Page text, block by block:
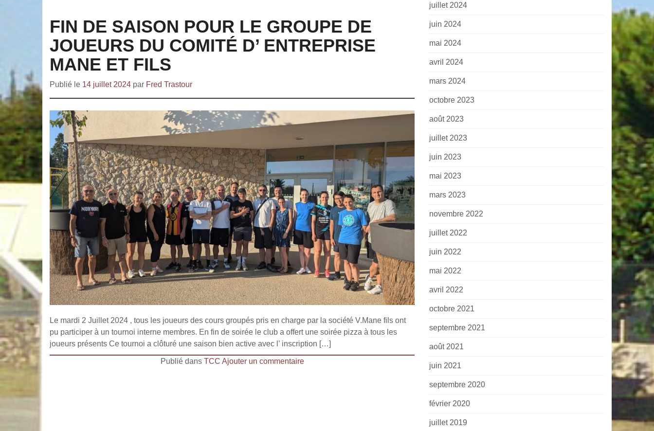
FIN DE SAISON POUR LE GROUPE DE
JOUEURS DU COMITÉ D’ ENTREPRISE
MANE ET FILS
Publié le 14 juillet 2024 par Fred Trastour
Le mardi 2 Juillet 2024 , tous les joueurs des cours groupés pris en charge par la société V.Mane fils ont
pu participer à un tournoi interne membres. En fin de soirée le club a offert une soirée pizza à tous les
joueurs présents Ce tournoi a clôturé une saison bien active avec l’ inscription […]
Publié dans TCC Ajouter un commentaire
juillet 2024
juin 2024
mai 2024
avril 2024
mars 2024
octobre 2023
août 2023
juillet 2023
juin 2023
mai 2023
mars 2023
novembre 2022
juillet 2022
juin 2022
mai 2022
avril 2022
octobre 2021
septembre 2021
août 2021
juin 2021
septembre 2020
février 2020
juillet 2019